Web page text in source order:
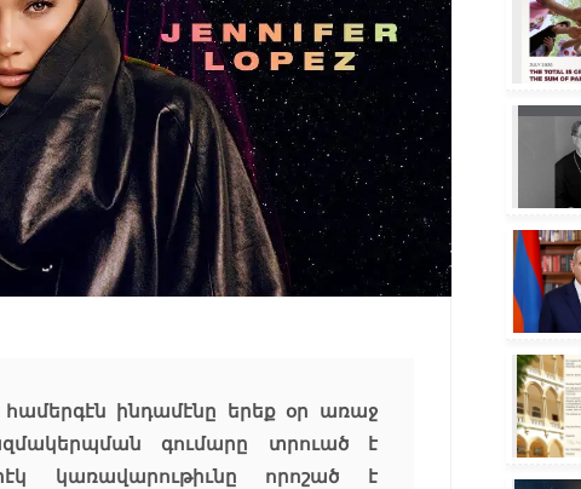
ինդամէնը երեք օր առաջ
գումարը տրուած է
կառավարութիւնը որոշած է